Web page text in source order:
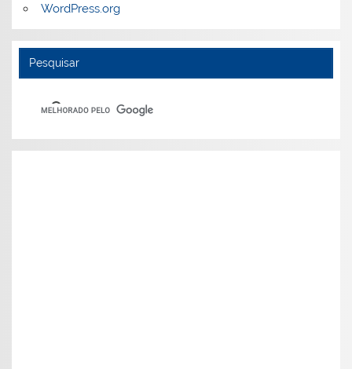
WordPress.org
Pesquisar